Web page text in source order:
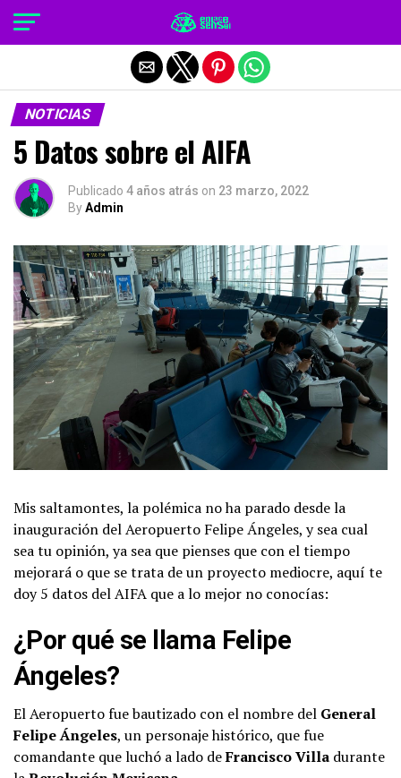
NOTICIAS
5 Datos sobre el AIFA
Publicado 4 años atrás on 23 marzo, 2022
ByAdmin
Mis saltamontes, la polémica no ha parado desde la
inauguración del Aeropuerto Felipe Ángeles, y sea cual
sea tu opinión, ya sea que pienses que con el tiempo
mejorará o que se trata de un proyecto mediocre, aquí te
doy 5 datos del AIFA que a lo mejor no conocías:
¿Por qué se llama Felipe
Ángeles?
El Aeropuerto fue bautizado con el nombre del General
Felipe Ángeles, un personaje histórico, que fue
comandante que luchó a lado deFrancisco Villa durante
Salir de la versión móvil